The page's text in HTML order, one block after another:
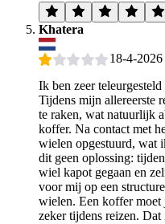
Khatera
18-4-2026
Ik ben zeer
Tijdens mijn allereerste
te raken, wat natuurlijk
koffer. Na contact met
wielen opgestuurd, wat
dit geen oplossing:
wiel kapot gegaan en
voor mij op een
wielen. Een koffer moet
zeker tijdens reizen.